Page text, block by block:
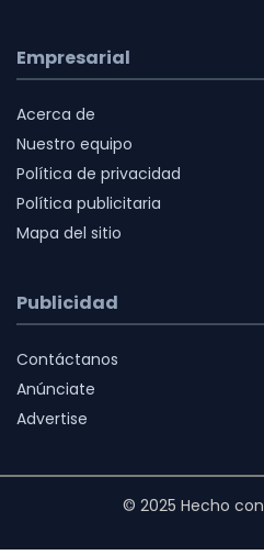
Empresarial
Acerca de
Nuestro equipo
Política de privacidad
Política publicitaria
Mapa del sitio
Publicidad
Contáctanos
Anúnciate
Advertise
© 2025 Hecho con